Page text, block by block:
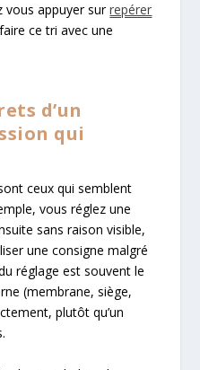
vous appuyer surrepérer
ce tri avec une
d’un
qui
ceux qui semblent
vous réglez une
sans raison visible,
une consigne malgré
réglage est souvent le
(membrane, siège,
plutôt qu’un